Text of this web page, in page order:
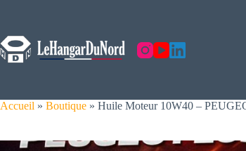
Accueil » Boutique » Huile Moteur 10W40 –